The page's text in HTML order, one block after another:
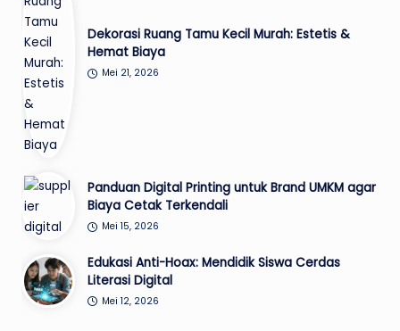
Dekorasi Ruang Tamu Kecil Murah: Estetis &
Hemat Biaya
Mei 21, 2026
Panduan Digital Printing untuk Brand UMKM agar
Biaya Cetak Terkendali
Mei 15, 2026
Edukasi Anti-Hoax: Mendidik Siswa Cerdas
Literasi Digital
Mei 12, 2026